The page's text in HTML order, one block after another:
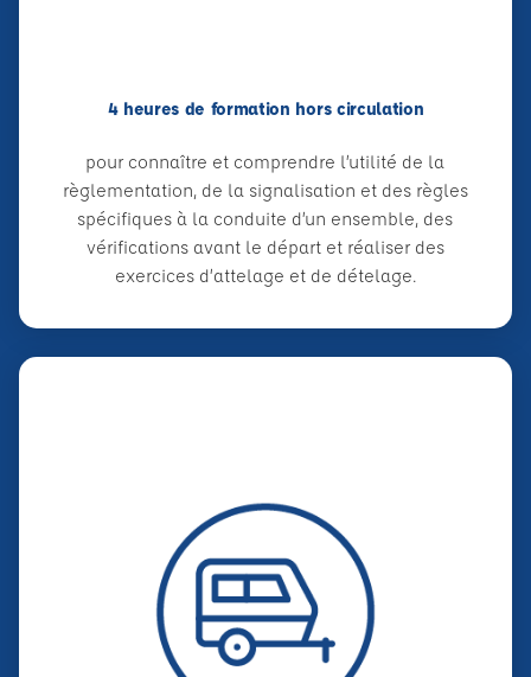
4 heures de formation hors circulation
pour connaître et comprendre l’utilité de la
règlementation, de la signalisation et des règles
spécifiques à la conduite d’un ensemble, des
vérifications avant le départ et réaliser des
exercices d’attelage et de dételage.